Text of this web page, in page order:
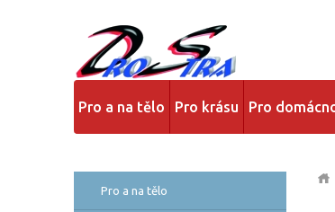
Pro a na tělo Pro krásu Pro
Pro a na tělo